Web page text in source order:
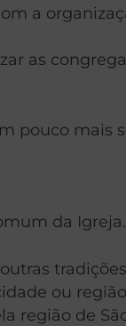
a
as
pouco mais
da
ou
região de